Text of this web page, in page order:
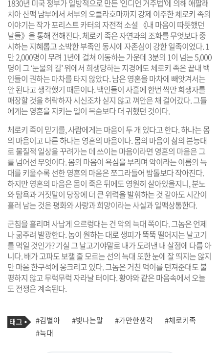
1830년 미국 정부가 일방적으로 만든 ‘인디언 거주법’에 의해 애팔래
치아 산맥 남부에서 서부의 오클라호마까지 강제 이주한 체로키 족의
이야기는 작가 포리스트 카터의 자전적 소설 《내 마음이 따뜻했던
날들》을 통해 전해진다. 체로키 족은 자연과의 조화를 무엇보다 중
시하는 지혜롭고 소박한 부족인 동시에 자존심이 강한 일족이었다. 1
만 2,000명이 무려 1년에 걸쳐 이동하는 가운데 3분의 1이 넘는 5,000
명이 그 ‘눈물의 길’ 위에서 희생당하는 지경에도 체로키 족은 끝내 백
인들이 권하는 마차를 타지 않았다. 남은 영혼을 마차에 빼앗겨서는
안 된다고 생각했기 때문이다. 백인들이 사흘에 한번 씩만 희생자를
매장할 것을 허락하자 시신조차 싣지 않고 껴안은 채 걸어갔다. 그들
에게는 영혼을 지키는 일이 목숨보다 더 귀했던 것이다.
체로키 족이 믿기를, 사람에게는 마음이 두 개 있다고 한다. 하나는 몸
의 마음이고 다른 하나는 영혼의 마음이다. 몸의 마음이 삶의 본능대
로 물질적 일상을 꾸려가는 데 쓰이는 마음이라면 영혼의 마음은 그
를 넘어선 무엇이다. 몸의 마음이 욕심을 부리며 악이라는 이름의 늑
대를 키울수록 선한 영혼의 마음은 쪼그라들어 밤톨보다 작아진다.
하지만 영혼의 마음은 몸이 죽은 뒤에도 영원히 살아있을지니, 분노
와 탐욕과 거짓말이 당장에 더 큰 위력을 발휘하는 것 같아도 시간이
흘러 남는 것은 평화와 사랑과 희망이라는 사실과 일맥상통한다.
군침을 흘리며 사납게 으르렁대는 건 악의 늑대 쪽이다. 그놈은 언제
나 굶주려 발광한다. 놈이 원하는 대로 생피가 뚝뚝 떨어지는 날고기
를 먹일 것인가? 기실 그 날고기야말로 내가 도려낸 내 살점에 다름 아
니다. 배가 고파도 보챌 줄 모르는 선의 늑대 또한 눈에 잘 띄지는 않지
만 마음 한구석에 웅크리고 있다. 그놈은 거친 먹이를 던져준대도 불
평하지 않고 무럭무럭 자라날 터이다. 황야와 같은 마음속에서 오늘
도 전쟁은 계속된다.
기
사
관
련
태
그
#김별아 #빛나는말 #가만한생각
#체로키족
#늑대